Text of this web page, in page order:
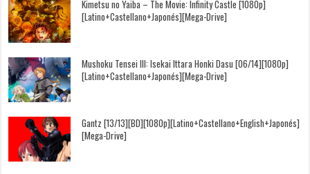
Kimetsu no Yaiba – The Movie: Infinity Castle [1080p]
[Latino+Castellano+Japonés][Mega-Drive]
Mushoku Tensei III: Isekai Ittara Honki Dasu [06/14][1080p]
[Latino+Castellano+Japonés][Mega-Drive]
Gantz [13/13][BD][1080p][Latino+Castellano+English+Japonés]
[Mega-Drive]